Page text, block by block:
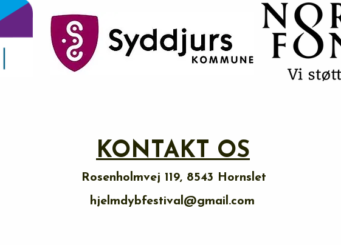
KONTAKT OS
Rosenholmvej 119, 8543 Hornslet
hjelmdybfestival@gmail.com